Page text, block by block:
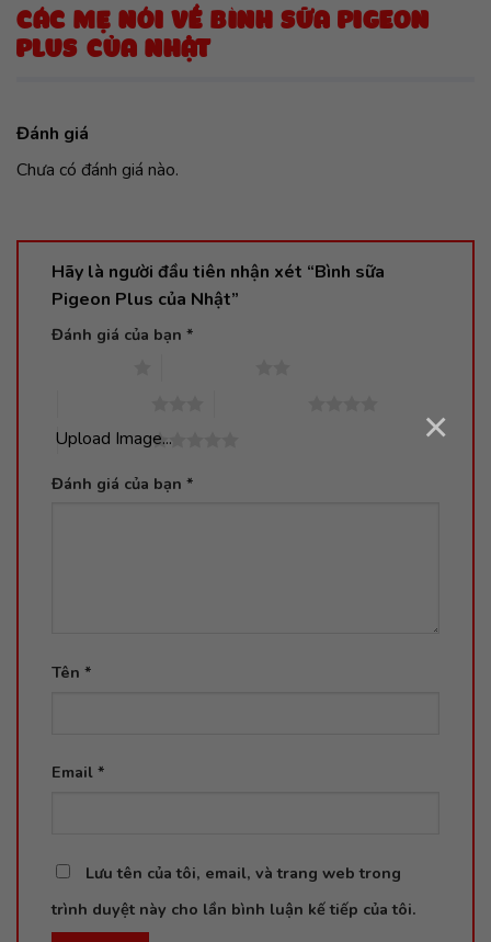
Upload Image... ×
CÁC MẸ NÓI VỀ BÌNH SỮA PIGEON
PLUS CỦA NHẬT
Đánh giá
Chưa có đánh giá nào.
Hãy là người đầu tiên nhận xét “Bình sữa
Pigeon Plus của Nhật”
Đánh giá của bạn *
5 trên 5 sao
Đánh giá của bạn *
Tên *
Email *
Lưu tên của tôi, email, và trang web trong
trình duyệt này cho lần bình luận kế tiếp của tôi.